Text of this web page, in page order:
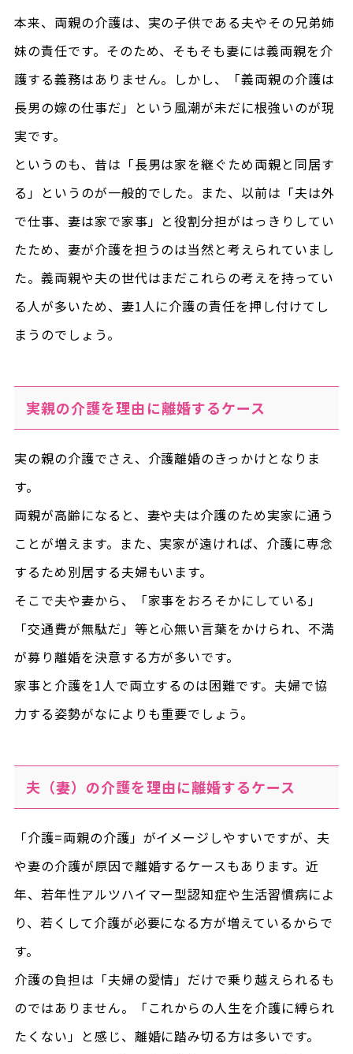
本来、両親の介護は、実の子供である夫やその兄弟姉
妹の責任です。そのため、そもそも妻には義両親を介
護する義務はありません。しかし、「義両親の介護は
長男の嫁の仕事だ」という風潮が未だに根強いのが現
実です。
というのも、昔は「長男は家を継ぐため両親と同居す
る」というのが一般的でした。また、以前は「夫は外
で仕事、妻は家で家事」と役割分担がはっきりしてい
たため、妻が介護を担うのは当然と考えられていまし
た。義両親や夫の世代はまだこれらの考えを持ってい
る人が多いため、妻1人に介護の責任を押し付けてし
まうのでしょう。
実親の介護を理由に離婚するケース
実の親の介護でさえ、介護離婚のきっかけとなりま
す。
両親が高齢になると、妻や夫は介護のため実家に通う
ことが増えます。また、実家が遠ければ、介護に専念
するため別居する夫婦もいます。
そこで夫や妻から、「家事をおろそかにしている」
「交通費が無駄だ」等と心無い言葉をかけられ、不満
が募り離婚を決意する方が多いです。
家事と介護を1人で両立するのは困難です。夫婦で協
力する姿勢がなによりも重要でしょう。
夫（妻）の介護を理由に離婚するケース
「介護=両親の介護」がイメージしやすいですが、夫
や妻の介護が原因で離婚するケースもあります。近
年、若年性アルツハイマー型認知症や生活習慣病によ
り、若くして介護が必要になる方が増えているからで
す。
介護の負担は「夫婦の愛情」だけで乗り越えられるも
のではありません。「これからの人生を介護に縛られ
たくない」と感じ、離婚に踏み切る方は多いです。